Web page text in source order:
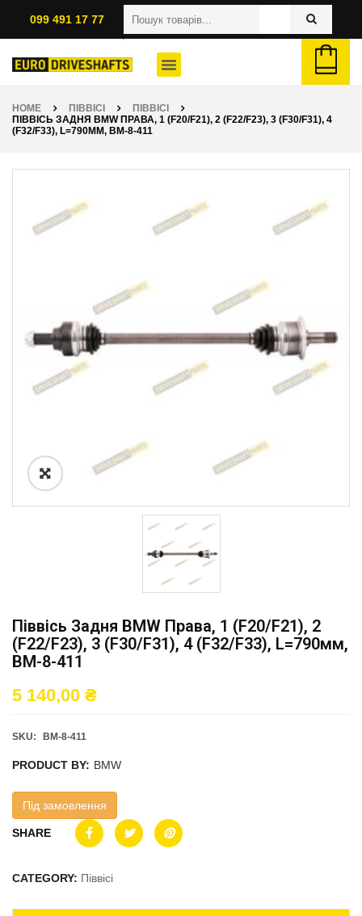
099 491 17 77
HOME ПІВВІСІ
ПІВВІСІ
ПІВВІСЬ ЗАДНЯ BMW ПРАВА, 1 (F20/F21), 2 (F22/F23), 3 (F30/F31), 4
(F32/F33), L=790ММ, BM-8-411
Піввісь Задня BMW Права, 1 (F20/F21), 2
(F22/F23), 3 (F30/F31), 4 (F32/F33), L=790мм,
BM-8-411
5 140,00 ₴
SKU: BM-8-411
PRODUCT BY: BMW
Під замовлення
SHARE
CATEGORY: Піввісі